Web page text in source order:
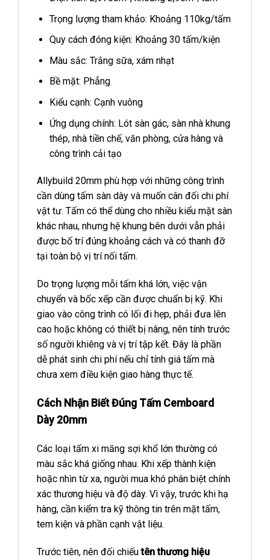
Trọng lượng tham khảo: Khoảng 110kg/tấm
Quy cách đóng kiện: Khoảng 30 tấm/kiện
Màu sắc: Trắng sữa, xám nhạt
Bề mặt: Phẳng
Kiểu cạnh: Cạnh vuông
Ứng dụng chính: Lót sàn gác, sàn nhà khung
thép, nhà tiền chế, văn phòng, cửa hàng và
công trình cải tạo
Allybuild 20mm phù hợp với những công trình
cần dùng tấm sàn dày và muốn cân đối chi phí
vật tư. Tấm có thể dùng cho nhiều kiểu mặt sàn
khác nhau, nhưng hệ khung bên dưới vẫn phải
được bố trí đúng khoảng cách và có thanh đỡ
tại toàn bộ vị trí nối tấm.
Do trọng lượng mỗi tấm khá lớn, việc vận
chuyển và bốc xếp cần được chuẩn bị kỹ. Khi
giao vào công trình có lối đi hẹp, phải đưa lên
cao hoặc không có thiết bị nâng, nên tính trước
số người khiêng và vị trí tập kết. Đây là phần
dễ phát sinh chi phí nếu chỉ tính giá tấm mà
chưa xem điều kiện giao hàng thực tế.
Cách Nhận Biết Đúng Tấm Cemboard
Dày 20mm
Các loại tấm xi măng sợi khổ lớn thường có
màu sắc khá giống nhau. Khi xếp thành kiện
hoặc nhìn từ xa, người mua khó phân biệt chính
xác thương hiệu và độ dày. Vì vậy, trước khi hạ
hàng, cần kiểm tra kỹ thông tin trên mặt tấm,
tem kiện và phần cạnh vật liệu.
Trước tiên, nên đối chiếutên thương hiệu